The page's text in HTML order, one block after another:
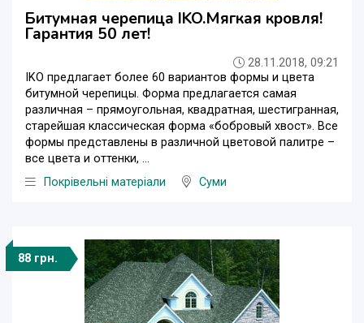
Битумная черепица IKO.Мягкая кровля!
Гарантия 50 лет!
28.11.2018, 09:21
IKO предлагает более 60 вариантов формы и цвета
битумной черепицы. Форма предлагается самая
различная – прямоугольная, квадратная, шестигранная,
старейшая классическая форма «бобровый хвост». Все
формы представлены в различной цветовой палитре –
все цвета и оттенки, ...
Покрівельні матеріали
Суми
88 грн.